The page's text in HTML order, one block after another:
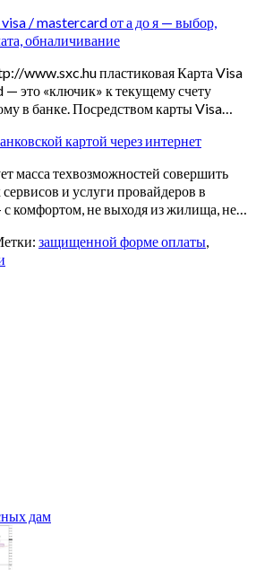
visa / mastercard от а до я — выбор,
обналичивание
www.sxc.hu пластиковая Карта Visa
это «ключик» к текущему счету
в банке. Посредством карты Visa…
картой через интернет
масса техвозможностей совершить
и услуги провайдеров в
комфортом, не выходя из жилища, не…
защищенной форме оплаты,
дам